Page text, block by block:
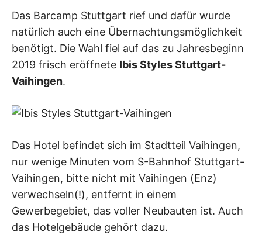
Das Barcamp Stuttgart rief und dafür wurde
natürlich auch eine Übernachtungsmöglichkeit
benötigt. Die Wahl fiel auf das zu Jahresbeginn
2019 frisch eröffnete Ibis Styles Stuttgart-
Vaihingen.
Das Hotel befindet sich im Stadtteil Vaihingen,
nur wenige Minuten vom S-Bahnhof Stuttgart-
Vaihingen, bitte nicht mit Vaihingen (Enz)
verwechseln(!), entfernt in einem
Gewerbegebiet, das voller Neubauten ist. Auch
das Hotelgebäude gehört dazu.